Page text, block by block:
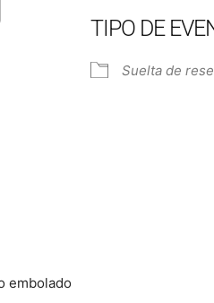
TIPO DE
Suelta de
embolado